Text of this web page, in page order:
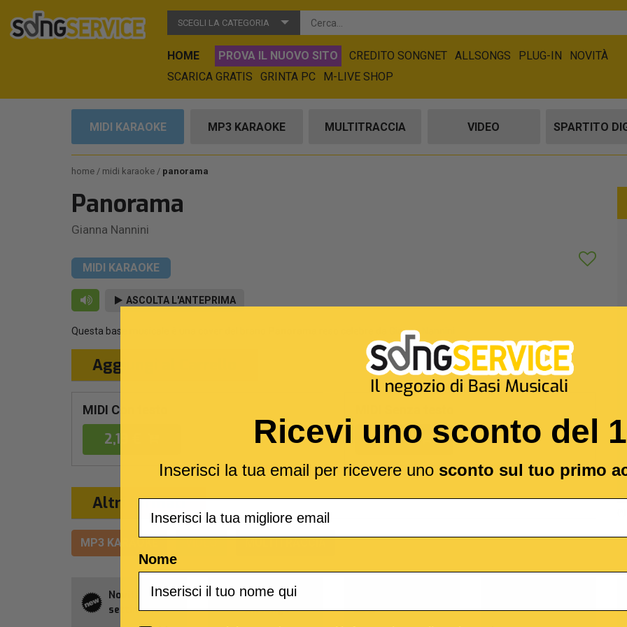
SCEGLI LA CATEGORIA
HOME PROVA IL NUOVO SITO CREDITO SONGNET ALLSONGS PLUG-IN
NOVITÀ
SCARICA GRATIS
GRINTA PC M-LIVE SHOP
MIDI KARAOKE MP3 KARAOKE MULTITRACCIA VIDEO SPARTITO
home midi karaoke panorama
Panorama
Gianna Nannini
MIDI KARAOKE
ASCOLTA L'ANTEPRIMA
Questa base musicale è una cover del brano Gianna Nannini
Aggiungi al Carrello
MIDI Con testo
2,19 € 2,19 €
Altri formati
MP3 KARAOKE
Novità della
settimana
Abbonamento
Allsongs
Ricevi uno sconto del
Inserisci la tua email per ricevere uno sconto sul tuo primo
Nome